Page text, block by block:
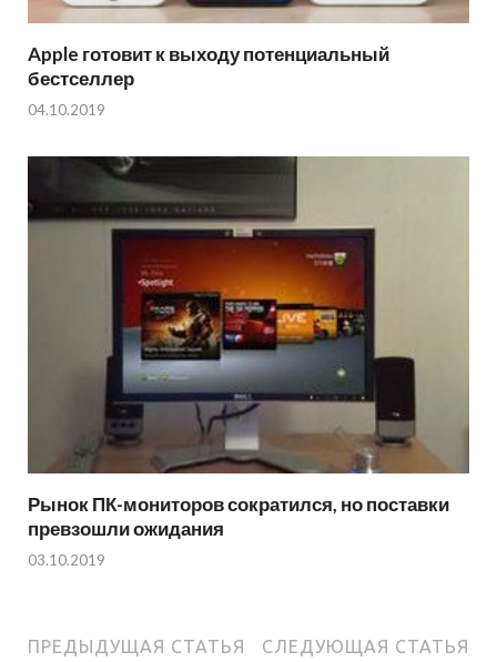
Apple готовит к выходу потенциальный
бестселлер
04.10.2019
Рынок ПК-мониторов сократился, но поставки
превзошли ожидания
03.10.2019
ПРЕДЫДУЩАЯ СТАТЬЯ СЛЕДУЮЩАЯ СТАТЬЯ